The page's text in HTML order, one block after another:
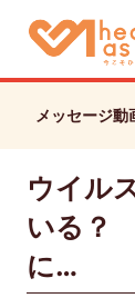
メッセージ動
ウイル
いる？
に…